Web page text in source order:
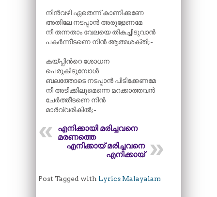
നിൻവഴി ഏതെന്ന് കാണിക്കണേ
അതിലേ നടപ്പാൻ അരുളേണമേ
നീ തന്നതാം വേലയെ തികച്ചീടുവാൻ
പകർന്നീടണെ നിൻ ആത്മശക്തി;-
കയ്പ്പിന്‍റെ ശോധന
പെരുകീടുമ്പോൾ
ബലത്തോടെ നടപ്പാൻ പിടിക്കേണമേ
നീ അടിക്കിലുമെന്നെ മറക്കാത്തവൻ
ചേർത്തീടണെ നിൻ
മാർവ്വരികിൽ;-
എനിക്കായി മരിച്ചവനെ
മരണത്തെ
എനിക്കായ് മരിച്ചവനെ
എനിക്കായ്
Post Tagged with Lyrics Malayalam